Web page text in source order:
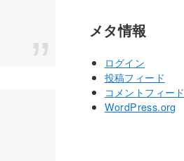
メタ情報
ログイン
投稿フィード
コメントフィード
WordPress.org